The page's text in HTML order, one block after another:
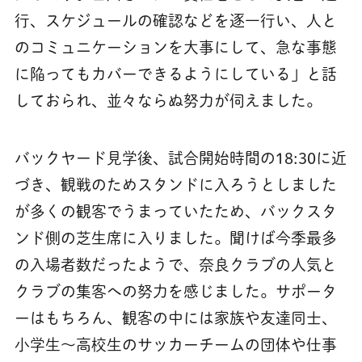
行、スケジュールの確認などを逐一行い、人と
のコミュニケーションを大事にして、急な事態
に陥ってもカバーできるようにしている」と話
しておられ、並々ならぬ努力が伺えました。
バックヤード見学後、試合開始時間の18:30に近
づき、観戦のためスタンドに入ろうとしました
が多くの観客でうまっていたため、バックスタ
ンド側の芝生席に入りました。聞けば今季最多
の入場者数だったようで、奈良クラブの人気と
クラブの集客への努力を感じました。サポータ
ーはもちろん、観客の中には家族や友達同士、
小学生〜高校生のサッカーチームの団体や仕事